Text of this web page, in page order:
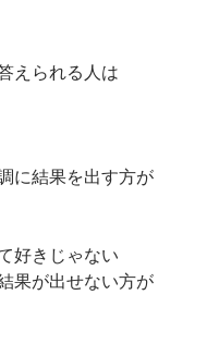
えられる人は
に結果を出す方が
好きじゃない
果が出せない方が